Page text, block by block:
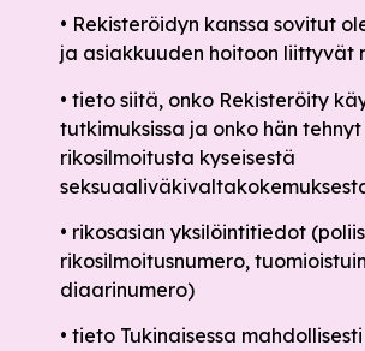
• Rekisteröidyn kanssa sovitut
ja asiakkuuden hoitoon liittyvät
• tieto siitä, onko Rekisteröity
tutkimuksissa ja onko hän tehnyt
rikosilmoitusta kyseisestä
• rikosasian yksilöintitiedot
rikosilmoitusnumero,
diaarinumero)
• tieto Tukinaisessa